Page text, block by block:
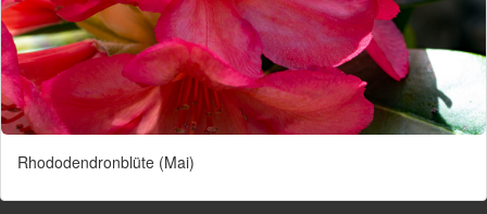
Rhododendronblüte (Mai)